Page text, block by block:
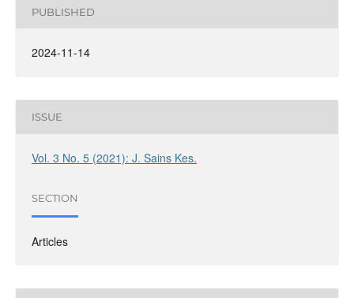
PUBLISHED
2024-11-14
ISSUE
Vol. 3 No. 5 (2021): J. Sains Kes.
SECTION
Articles